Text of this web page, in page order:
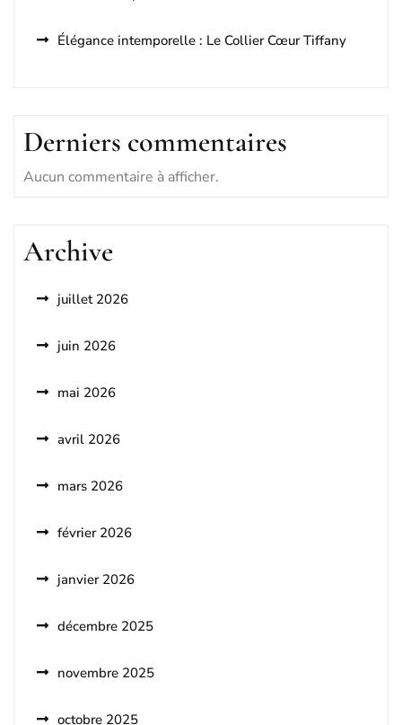
Élégance intemporelle : Le Collier Cœur Tiffany
Derniers commentaires
Aucun commentaire à afficher.
Archive
juillet 2026
juin 2026
mai 2026
avril 2026
mars 2026
février 2026
janvier 2026
décembre 2025
novembre 2025
octobre 2025